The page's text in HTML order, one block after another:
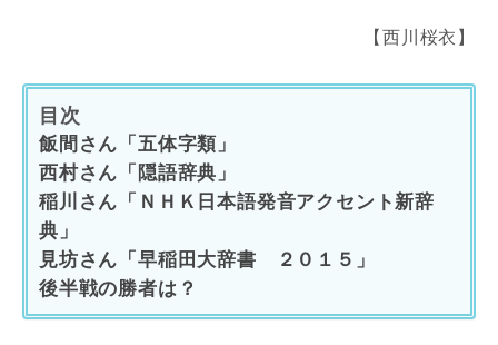
【西川桜衣】
目次
飯間さん「五体字類」
西村さん「隠語辞典」
稲川さん「ＮＨＫ日本語発音アクセント新辞
典」
見坊さん「早稲田大辞書 ２０１５」
後半戦の勝者は？